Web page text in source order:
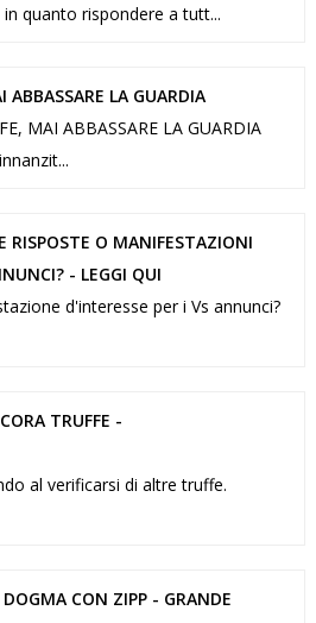
quanto rispondere a tutt...
LA GUARDIA
MAI ABBASSARE LA GUARDIA
O MANIFESTAZIONI
- LEGGI QUI
d'interesse per i Vs annunci?
TRUFFE -
al verificarsi di altre truffe.
CON ZIPP - GRANDE